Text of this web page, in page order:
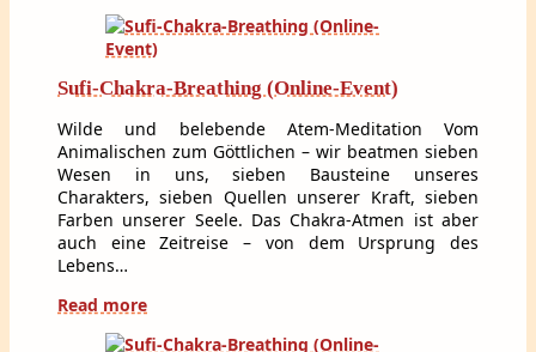
Sufi-Chakra-Breathing (Online-Event)
Wilde und belebende Atem-Meditation Vom
Animalischen zum Göttlichen – wir beatmen sieben
Wesen in uns, sieben Bausteine unseres
Charakters, sieben Quellen unserer Kraft, sieben
Farben unserer Seele. Das Chakra-Atmen ist aber
auch eine Zeitreise – von dem Ursprung des
Lebens…
Read more